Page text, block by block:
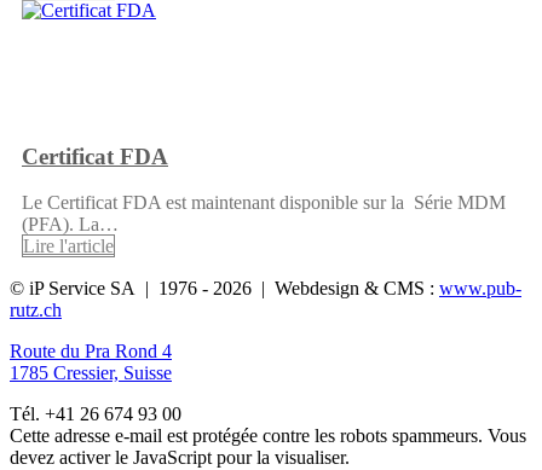
Certificat FDA
Le Certificat FDA est maintenant disponible sur la Série MDM
(PFA). La…
Lire l'article
© iP Service SA | 1976 - 2026 | Webdesign & CMS : www.pub-
rutz.ch
Route du Pra Rond 4
1785 Cressier, Suisse
Tél. +41 26 674 93 00
Cette adresse e-mail est protégée contre les robots spammeurs. Vous
devez activer le JavaScript pour la visualiser.